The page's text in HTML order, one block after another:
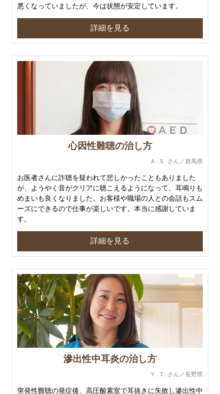
悪くなっていましたが、今は状態が安定しています。
詳細を見る
心因性難聴の治し方
Ａ. Ｓ. さん／群馬県
お医者さんに詐聴を疑われて悲しかったこともありました
が、ようやく音がクリアに聴こえるようになって、耳鳴りも
めまいも良くなりました。お客様や職場の人との会話もスム
ーズにできるので仕事が楽しいです。本当に感謝していま
す。
詳細を見る
滲出性中耳炎の治し方
Ｙ. Ｔ. さん／長野県
突発性難聴の発症後、高圧酸素室で耳抜きに失敗し滲出性中